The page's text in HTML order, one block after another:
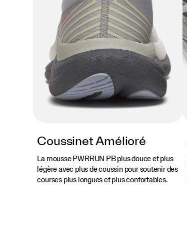
chaussure
repoussera
limites
confort
chaque
foulée.
Coussinet Amélioré
La mousse PWRRUN PB plus douce et plus
légère avec plus de coussin pour soutenir des
courses plus longues et plus confortables.